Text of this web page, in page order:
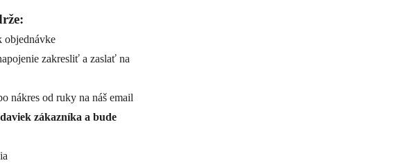
objednávke
zakresliť a zaslať na
nákres od ruky na náš email
zákazníka a bude